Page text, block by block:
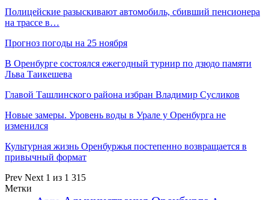
Полицейские разыскивают автомобиль, сбивший пенсионера
на трассе в…
Прогноз погоды на 25 ноября
В Оренбурге состоялся ежегодный турнир по дзюдо памяти
Льва Таикешева
Главой Ташлинского района избран Владимир Сусликов
Новые замеры. Уровень воды в Урале у Оренбурга не
изменился
Культурная жизнь Оренбуржья постепенно возвращается в
привычный формат
Prev Next 1 из 1 315
Метки